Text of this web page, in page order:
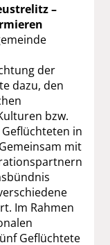
–
der
dazu, den
bzw.
in
mit
Im Rahmen
Geflüchtete